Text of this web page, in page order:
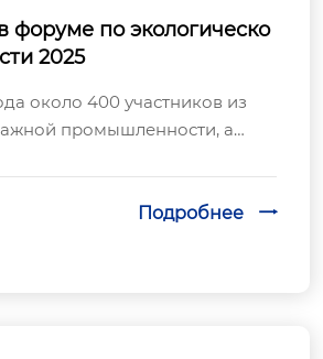
форуме по экологическо
2025
около 400 участников из
промышленности, а
Подробнее 